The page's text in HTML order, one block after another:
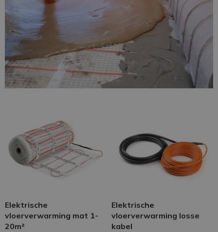
Elektrische
vloerverwarming mat 1-
20m²
Elektrische
vloerverwarming losse
kabel